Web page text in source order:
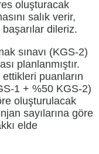
oluşturacak
salık verir,
dileriz.
sınavı (KGS-2)
planlanmıştır.
puanların
1 + %50 KGS-2)
oluşturulacak
sayılarına göre
elde